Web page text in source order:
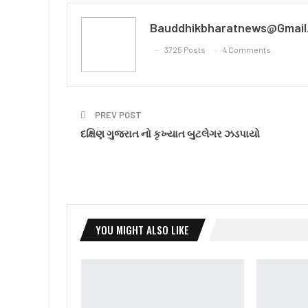
3725 Posts 4 Comments
PREV POST
દક્ષિણ ગુજરાત નો કૃખ્યાત બુટલેગર ઝડપાયો
YOU MIGHT ALSO LIKE